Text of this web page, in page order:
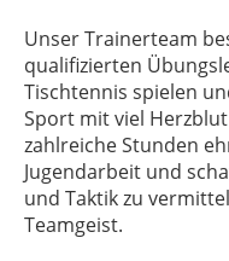
Unser Trainerteam
qualifizierten
Tischtennis spielen
Sport mit viel
zahlreiche Stunden
Jugendarbeit und
und Taktik zu
Teamgeist.